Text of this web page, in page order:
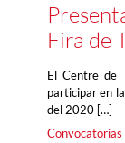
Fira de
El Centre de
participar en
del 2020 […]
Convocatorias